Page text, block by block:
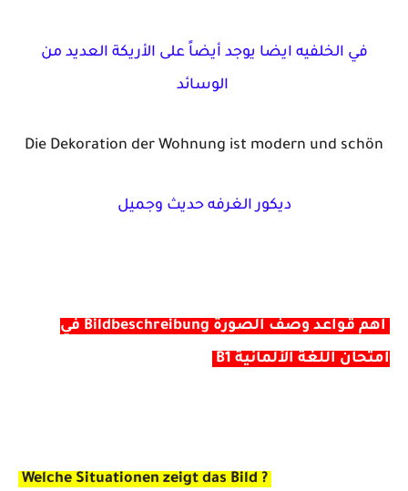
في الخلفيه ايضا يوجد أيضاً على الأريكة العديد من
Die Dekoration der Wohnung ist modern und schön
ديكور الغرفه حديث وجميل
أهم قواعد وصف الصورة Bildbeschreibung في
امتحان اللغة الألمانية B1
Welche Situationen zeigt das Bild ?